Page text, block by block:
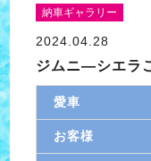
納車ギャラリー
2024.04.28
ジムニ―シエラ
愛車
お客様